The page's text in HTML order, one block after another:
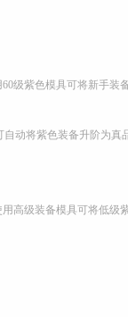
级紫色模具可将新手装
动将紫色装备升阶为真
高级装备模具可将低级